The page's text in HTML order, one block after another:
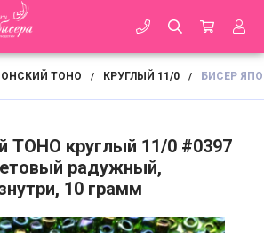
TOHO / КРУГЛЫЙ 11/0 / БИСЕР
TOHO круглый 11/0 #0397
радужный,
10 грамм